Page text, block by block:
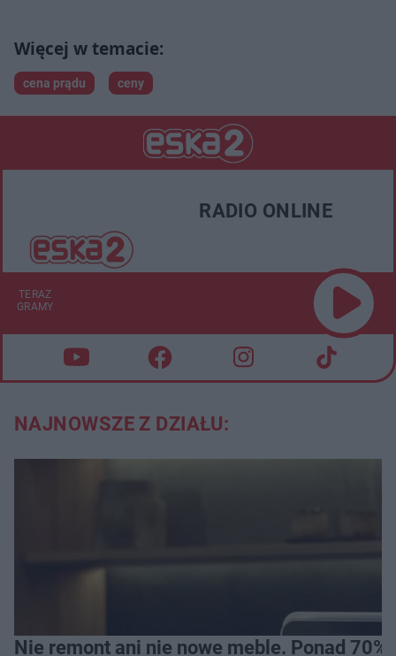
cena prądu ceny
RADIO ONLINE
TERAZ
GRAMY
NAJNOWSZE Z DZIAŁU:
Nie remont ani nie nowe meble. Ponad